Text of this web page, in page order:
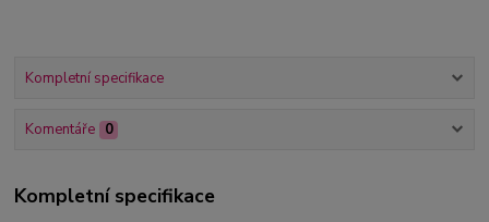
Kompletní specifikace
Komentáře 0
Kompletní specifikace